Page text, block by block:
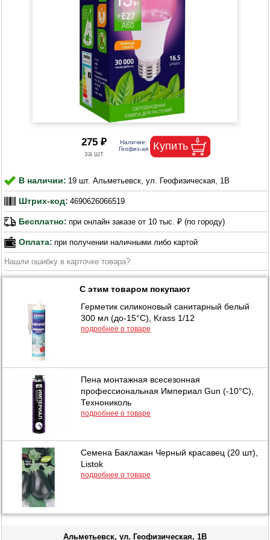
275 ₽
В наличии: 19 шт. Альметьевск, ул. Геофизическая, 1В
Штрих-код: 4690626066519
Бесплатно: при онлайн заказе от 10 тыс. ₽ (по городу)
Оплата: при получении наличными либо картой
Нашли ошибку в карточке товара?
С этим товаром покупают
Герметик силиконовый санитарный белый
300 мл (до-15°C), Krass 1/12
подробнее о товаре
Пена монтажная всесезонная
профессиональная Империал Gun (-10°C),
Технониколь
подробнее о товаре
Семена Баклажан Черный красавец (20 шт),
Listok
подробнее о товаре
Альметьевск, ул. Геофизическая, 1В